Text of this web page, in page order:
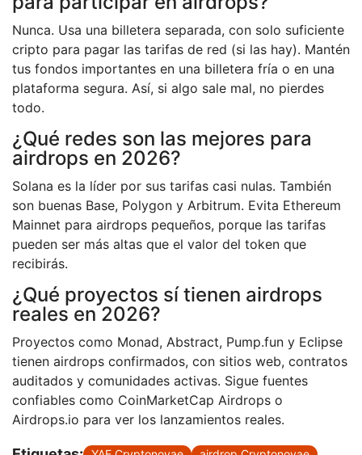
Nunca. Usa una billetera separada, con solo suficiente
cripto para pagar las tarifas de red (si las hay). Mantén
tus fondos importantes en una billetera fría o en una
plataforma segura. Así, si algo sale mal, no pierdes
todo.
¿Qué redes son las mejores para
airdrops en 2026?
Solana es la líder por sus tarifas casi nulas. También
son buenas Base, Polygon y Arbitrum. Evita Ethereum
Mainnet para airdrops pequeños, porque las tarifas
pueden ser más altas que el valor del token que
recibirás.
¿Qué proyectos sí tienen airdrops
reales en 2026?
Proyectos como Monad, Abstract, Pump.fun y Eclipse
tienen airdrops confirmados, con sitios web, contratos
auditados y comunidades activas. Sigue fuentes
confiables como CoinMarketCap Airdrops o
Airdrops.io para ver los lanzamientos reales.